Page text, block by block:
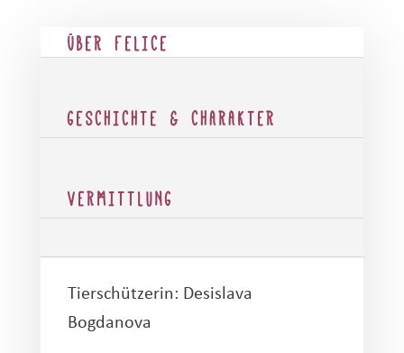
ÜBER FELICE
GESCHICHTE & CHARAKTER
VERMITTLUNG
Tierschützerin: Desislava
Bogdanova